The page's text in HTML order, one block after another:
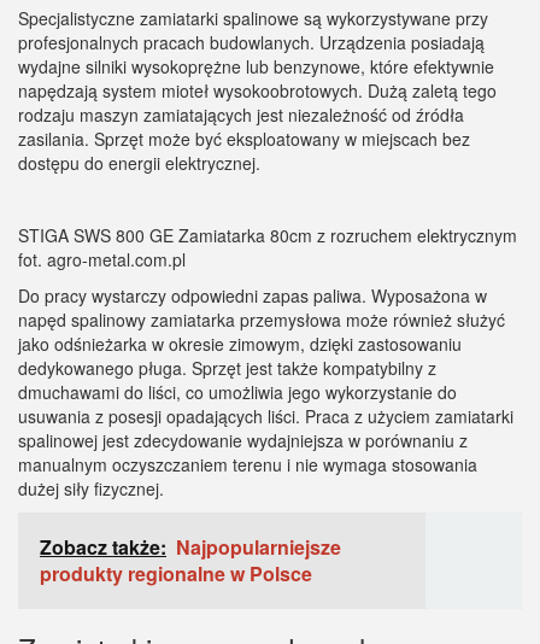
Specjalistyczne zamiatarki spalinowe są wykorzystywane przy
profesjonalnych pracach budowlanych. Urządzenia posiadają
wydajne silniki wysokoprężne lub benzynowe, które efektywnie
napędzają system mioteł wysokoobrotowych. Dużą zaletą tego
rodzaju maszyn zamiatających jest niezależność od źródła
zasilania. Sprzęt może być eksploatowany w miejscach bez
dostępu do energii elektrycznej.
STIGA SWS 800 GE Zamiatarka 80cm z rozruchem elektrycznym
fot. agro-metal.com.pl
Do pracy wystarczy odpowiedni zapas paliwa. Wyposażona w
napęd spalinowy zamiatarka przemysłowa może również służyć
jako odśnieżarka w okresie zimowym, dzięki zastosowaniu
dedykowanego pługa. Sprzęt jest także kompatybilny z
dmuchawami do liści, co umożliwia jego wykorzystanie do
usuwania z posesji opadających liści. Praca z użyciem zamiatarki
spalinowej jest zdecydowanie wydajniejsza w porównaniu z
manualnym oczyszczaniem terenu i nie wymaga stosowania
dużej siły fizycznej.
Zobacz także: Najpopularniejsze
produkty regionalne w Polsce